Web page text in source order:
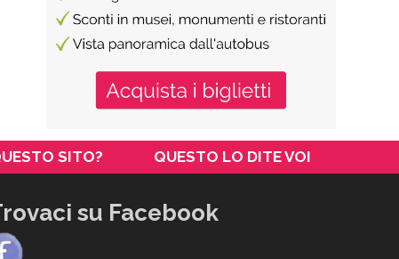
SITO? QUESTO LO DITE VOI
su Facebook